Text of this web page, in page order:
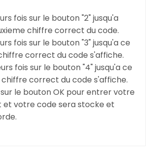
fois sur le bouton "2" jusqu'a
chiffre correct du code.
fois sur le bouton "3" jusqu'a ce
correct du code s'affiche.
fois sur le bouton "4" jusqu'a ce
chiffre correct du code s'affiche.
le bouton OK pour entrer votre
et votre code sera stocke et